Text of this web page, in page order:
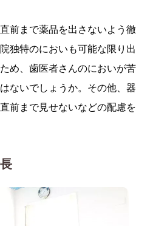
前まで薬品を出さないよう徹
独特のにおいも可能な限り出
め、歯医者さんのにおいが苦
ないでしょうか。その他、器
前まで見せないなどの配慮を